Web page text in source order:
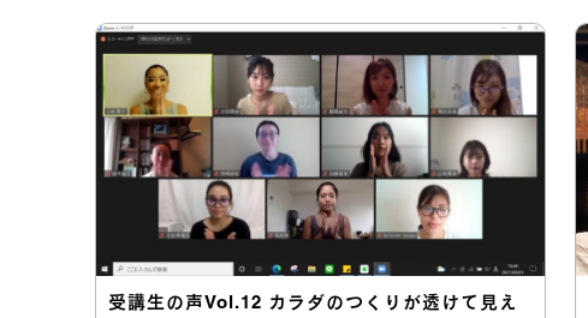
受講生の声Vol.12 カラダのつくりが透けて見え